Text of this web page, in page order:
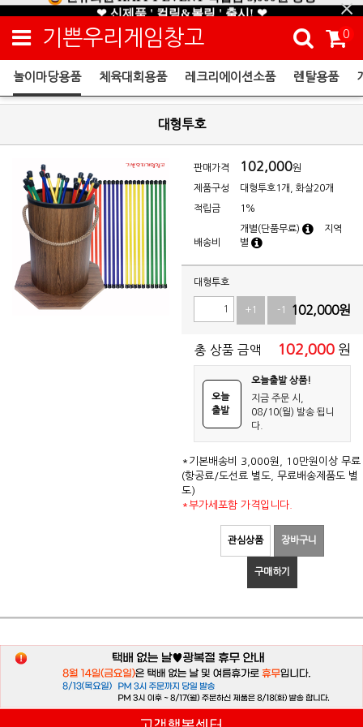
❤ 신제품 ' 컬링&볼링 ' 출시! ❤
기쁜우리게임창고 0
놀이마당용품 체육대회용품 레크리에이션소품 렌탈용품
놀이마당용품
대형투호
판매가격 102,000원
제품구성 대형투호1개, 화살20개
적립금 1%
배송비
개별(단품무료)
지역
별
대형투호
+1 -1 102,000원
총 상품 금액 102,000 원
오늘
출발
오늘출발 상품!
지금 주문 시,
08/10(월) 발송 됩니
다.
*기본배송비 3,000원, 10만원이상 무료
(항공료/도선료 별도, 무료배송제품도 별
도)
*부가세포함 가격입니다.
관심상품 장바구니
구매하기